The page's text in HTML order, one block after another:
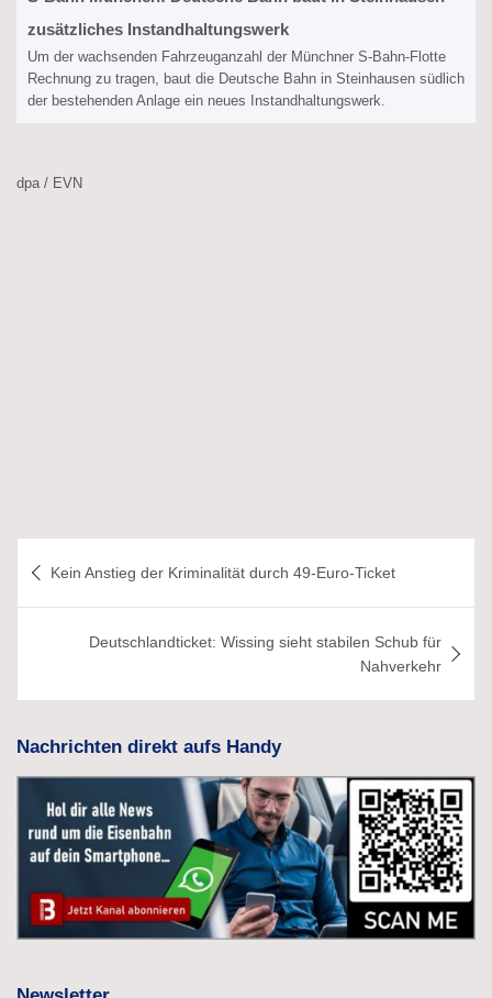
zusätzliches Instandhaltungswerk
Um der wachsenden Fahrzeuganzahl der Münchner S-Bahn-Flotte
Rechnung zu tragen, baut die Deutsche Bahn in Steinhausen südlich
der bestehenden Anlage ein neues Instandhaltungswerk.
dpa / EVN
Kein Anstieg der Kriminalität durch 49-Euro-Ticket
Deutschlandticket: Wissing sieht stabilen Schub für
Nahverkehr
Nachrichten direkt aufs Handy